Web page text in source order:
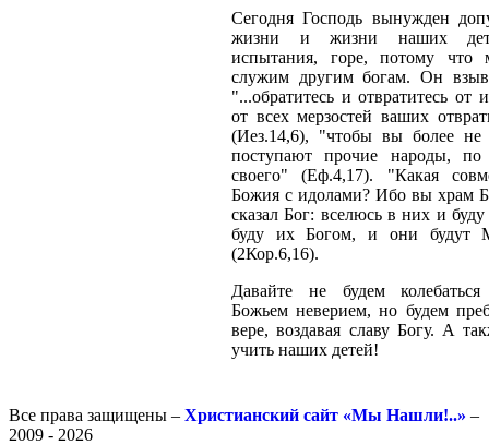
Сегодня Господь вынужден
жизни и жизни наших
испытания, горе, потому что
служим другим богам. Он
"...обратитесь и отвратитесь от
от всех мерзостей ваших
(Иез.14,6), "чтобы вы более не
поступают прочие народы, по
своего" (Еф.4,17). "Какая
Божия с идолами? Ибо вы храм
сказал Бог: вселюсь в них и
буду их Богом, и они будут
(2Кор.6,16).
Давайте не будем
Божьем неверием, но будем
вере, воздавая славу Богу. А
учить наших детей!
Все права защищены – Христианский сайт «Мы Нашли!..» –
2009 - 2026